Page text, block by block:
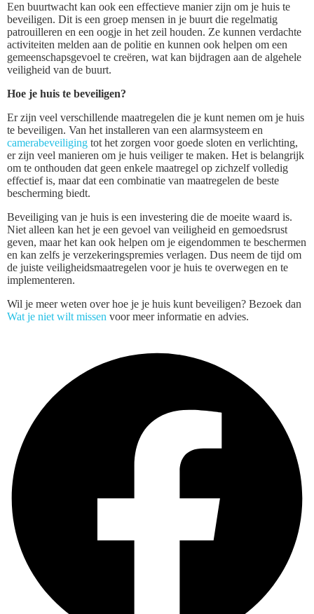
Een buurtwacht kan ook een effectieve manier zijn om je huis te
beveiligen. Dit is een groep mensen in je buurt die regelmatig
patrouilleren en een oogje in het zeil houden. Ze kunnen verdachte
activiteiten melden aan de politie en kunnen ook helpen om een
gemeenschapsgevoel te creëren, wat kan bijdragen aan de algehele
veiligheid van de buurt.
Hoe je huis te beveiligen?
Er zijn veel verschillende maatregelen die je kunt nemen om je huis
te beveiligen. Van het installeren van een alarmsysteem en
camerabeveiliging tot het zorgen voor goede sloten en verlichting,
er zijn veel manieren om je huis veiliger te maken. Het is belangrijk
om te onthouden dat geen enkele maatregel op zichzelf volledig
effectief is, maar dat een combinatie van maatregelen de beste
bescherming biedt.
Beveiliging van je huis is een investering die de moeite waard is.
Niet alleen kan het je een gevoel van veiligheid en gemoedsrust
geven, maar het kan ook helpen om je eigendommen te beschermen
en kan zelfs je verzekeringspremies verlagen. Dus neem de tijd om
de juiste veiligheidsmaatregelen voor je huis te overwegen en te
implementeren.
Wil je meer weten over hoe je je huis kunt beveiligen? Bezoek dan
Wat je niet wilt missen voor meer informatie en advies.